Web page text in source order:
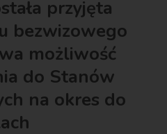
przyjęta
bezwizowego
możliwość
do Stanów
na okres do